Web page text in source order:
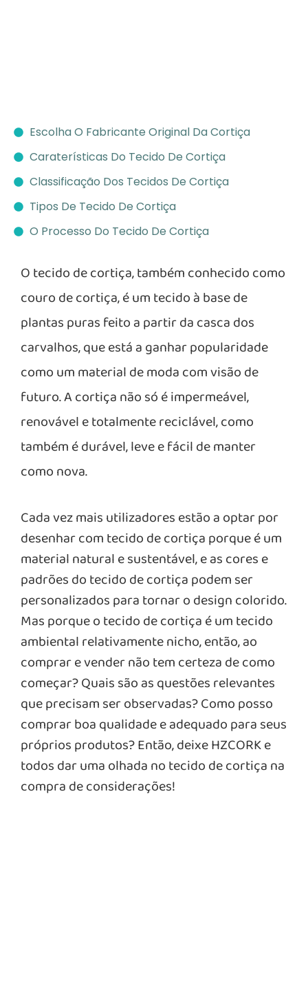
Escolha O Fabricante Original Da Cortiça
Caraterísticas Do Tecido De Cortiça
Classificação Dos Tecidos De Cortiça
Tipos De Tecido De Cortiça
O Processo Do Tecido De Cortiça
O tecido de cortiça, também conhecido como
couro de cortiça, é um tecido à base de
plantas puras feito a partir da casca dos
carvalhos, que está a ganhar popularidade
como um material de moda com visão de
futuro. A cortiça não só é impermeável,
renovável e totalmente reciclável, como
também é durável, leve e fácil de manter
como nova.
Cada vez mais utilizadores estão a optar por
desenhar com tecido de cortiça porque é um
material natural e sustentável, e as cores e
padrões do tecido de cortiça podem ser
personalizados para tornar o design colorido.
Mas porque o tecido de cortiça é um tecido
ambiental relativamente nicho, então, ao
comprar e vender não tem certeza de como
começar? Quais são as questões relevantes
que precisam ser observadas? Como posso
comprar boa qualidade e adequado para seus
próprios produtos? Então, deixe HZCORK e
todos dar uma olhada no tecido de cortiça na
compra de considerações!